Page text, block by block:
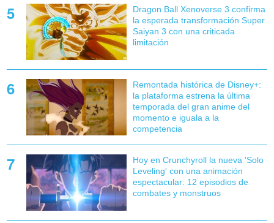
Dragon Ball Xenoverse 3 confirma
la esperada transformación Super
Saiyan 3 con una criticada
limitación
Remontada histórica de Disney+:
la plataforma estrena la última
temporada del gran anime del
momento e iguala a la
competencia
Hoy en Crunchyroll la nueva 'Solo
Leveling' con una animación
espectacular: 12 episodios de
combates y monstruos